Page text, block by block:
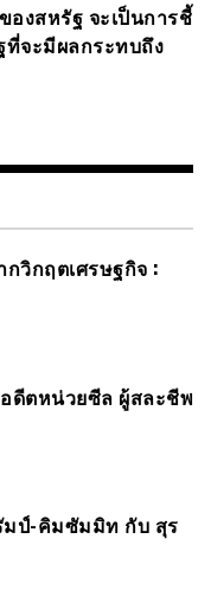
องสหรัฐ จะเป็นการชี้
จะมีผลกระทบถึง
วิกฤตเศรษฐกิจ :
ดีตหน่วยซีล ผู้สละชีพ
ป์-คิมซัมมิท กับ สุร